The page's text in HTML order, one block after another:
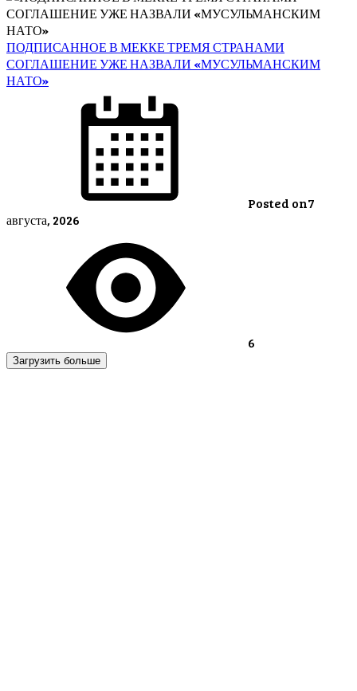
ПОДПИСАННОЕ В МЕККЕ ТРЕМЯ СТРАНАМИ
СОГЛАШЕНИЕ УЖЕ НАЗВАЛИ «МУСУЛЬМАНСКИМ
НАТО»
Posted on7
августа, 2026
6
Загрузить больше